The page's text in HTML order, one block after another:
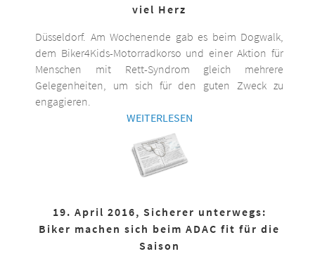
viel Herz
Düsseldorf. Am Wochenende gab es beim Dogwalk,
dem Biker4Kids-Motorradkorso und einer Aktion für
Menschen mit Rett-Syndrom gleich mehrere
Gelegenheiten, um sich für den guten Zweck zu
engagieren.
WEITERLESEN
19. April 2016, Sicherer unterwegs:
Biker machen sich beim ADAC fit für die
Saison